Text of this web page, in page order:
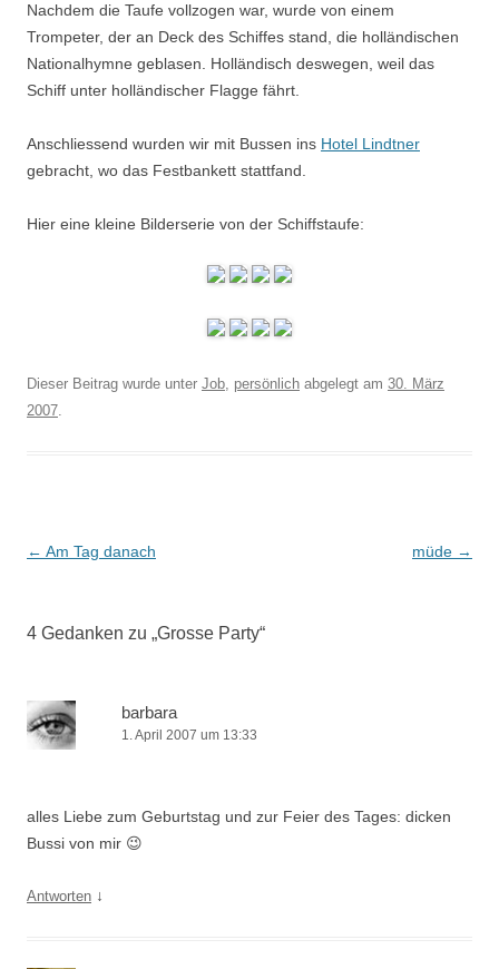
Nachdem die Taufe vollzogen war, wurde von einem
Trompeter, der an Deck des Schiffes stand, die holländischen
Nationalhymne geblasen. Holländisch deswegen, weil das
Schiff unter holländischer Flagge fährt.
Anschliessend wurden wir mit Bussen ins Hotel Lindtner
gebracht, wo das Festbankett stattfand.
Hier eine kleine Bilderserie von der Schiffstaufe:
Dieser Beitrag wurde unter Job, persönlich abgelegt am 30. März
2007.
Beitrags-
← Am Tag danach müde →
4 Gedanken zu „Grosse Party“
barbara
1. April 2007 um 13:33
alles Liebe zum Geburtstag und zur Feier des Tages: dicken
Bussi von mir 😉
Antworten ↓